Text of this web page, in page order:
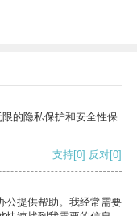
的隐私保护和安全性保
支持[0] 反对[0]
公提供帮助。我经常需要